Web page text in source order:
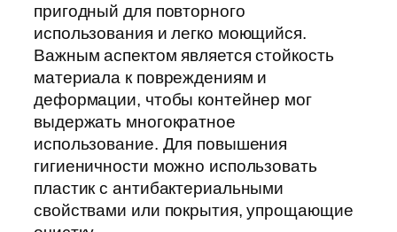
пригодный для повторного
использования и легко моющийся.
Важным аспектом является стойкость
материала к повреждениям и
деформации, чтобы контейнер мог
выдержать многократное
использование. Для повышения
гигиеничности можно использовать
пластик с антибактериальными
свойствами или покрытия, упрощающие